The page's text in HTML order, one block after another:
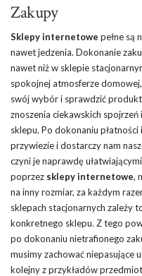
Zakupy
Sklepy internetowe pełne są
nawet jedzenia. Dokonanie
nawet niż w sklepie
spokojnej atmosferze
swój wybór i sprawdzić
znoszenia ciekawskich
sklepu. Po dokonaniu
przywiezie i dostarczy nam
czyni je naprawdę
poprzez sklepy internetowe,
na inny rozmiar, za każdym
sklepach stacjonarnych zależy
konkretnego sklepu. Z tego
po dokonaniu nietrafionego
musimy zachować niepasujące
kolejny z przykładów